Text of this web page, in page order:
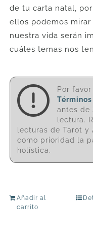
de tu carta natal,
ellos podemos
nuestra vida serán
cuáles temas nos
Por
antes de
lectura.
lecturas de Tarot y
como prioridad la
holística.
Añadir al
carrito